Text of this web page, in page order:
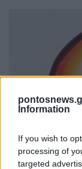
Information
If you wish to
processing of
targeted